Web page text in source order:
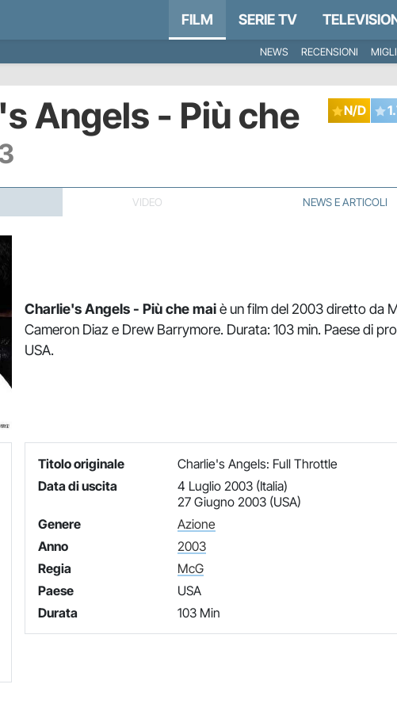
FILM SERIE TV
NEWS RECENSIONI
Angels - Più che
N/D
VIDEO NEWS E ARTICOLI
Charlie's Angels - Più che maiè un film del 2003 diretto da
Cameron Diaz e Drew Barrymore. Durata: 103 min. Paese di
USA.
Titolo originale
Charlie's Angels: Full Throttle
Data di uscita
4 Luglio 2003 (Italia)
27 Giugno 2003 (USA)
Genere
Azione
Anno
2003
Regia
McG
Paese
USA
Durata
103 Min